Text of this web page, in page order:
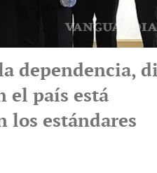
dependencia,
el país está
los estándares